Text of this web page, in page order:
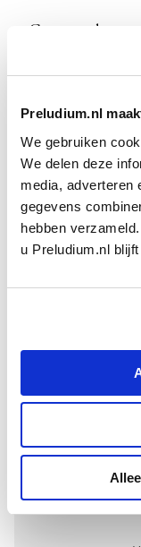
Preludium.nl
We gebruiken
We delen deze
media, adverteren
gegevens
hebben
u Preludium.nl
Geen resultaten